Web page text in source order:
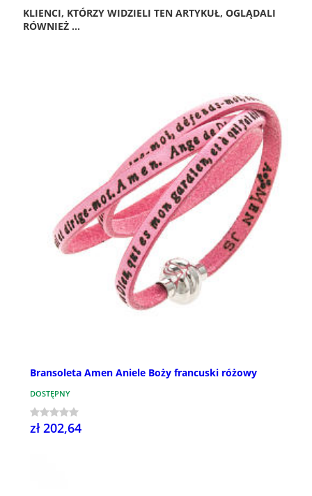
KLIENCI, KTÓRZY WIDZIELI TEN ARTYKUŁ, OGLĄDALI
RÓWNIEŻ ...
Bransoleta Amen Aniele Boży francuski różowy
DOSTĘPNY
zł 202,64